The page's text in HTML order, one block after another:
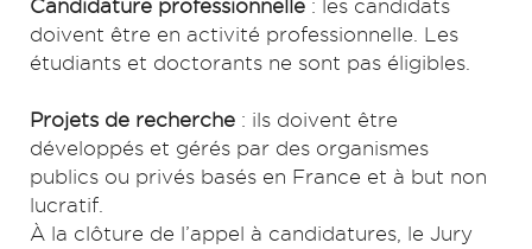
Candidature professionnelle : les candidats
doivent être en activité professionnelle. Les
étudiants et doctorants ne sont pas éligibles.
Projets de recherche : ils doivent être
développés et gérés par des organismes
publics ou privés basés en France et à but non
lucratif.
À la clôture de l’appel à candidatures, le Jury